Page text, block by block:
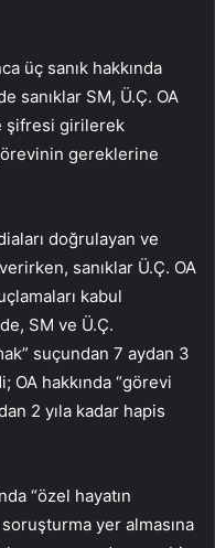
üç sanık hakkında
sanıklar SM, Ü.Ç. OA
şifresi girilerek
gereklerine
doğrulayan ve
sanıklar Ü.Ç. OA
kabul
SM ve Ü.Ç.
suçundan 7 aydan 3
OA hakkında “görevi
2 yıla kadar hapis
“özel hayatın
yer almasına